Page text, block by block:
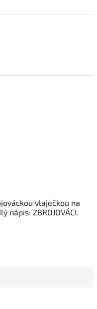
vlaječkou na
nápis: ZBROJOVÁCI.